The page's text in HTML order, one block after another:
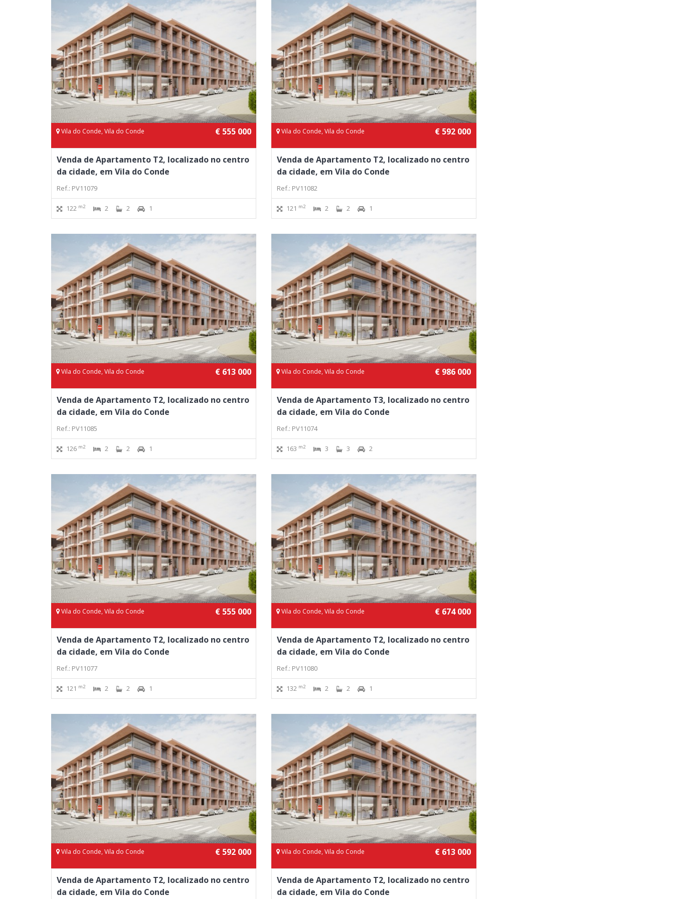
Vila do Conde, Vila do Conde € 555 000
Venda de Apartamento T2, localizado no centro
da cidade, em Vila do Conde
Ref.: PV11079
122 m2 2 2 1
Vila do Conde, Vila do Conde € 592 000
Venda de Apartamento T2, localizado no centro
da cidade, em Vila do Conde
Ref.: PV11082
121 m2 2 2 1
Vila do Conde, Vila do Conde € 613 000
Venda de Apartamento T2, localizado no centro
da cidade, em Vila do Conde
Ref.: PV11085
126 m2 2 2 1
Vila do Conde, Vila do Conde € 986 000
Venda de Apartamento T3, localizado no centro
da cidade, em Vila do Conde
Ref.: PV11074
163 m2 3 3 2
Vila do Conde, Vila do Conde € 555 000
Venda de Apartamento T2, localizado no centro
da cidade, em Vila do Conde
Ref.: PV11077
121 m2 2 2 1
Vila do Conde, Vila do Conde € 674 000
Venda de Apartamento T2, localizado no centro
da cidade, em Vila do Conde
Ref.: PV11080
132 m2 2 2 1
Vila do Conde, Vila do Conde € 592 000
Venda de Apartamento T2, localizado no centro
da cidade, em Vila do Conde
Vila do Conde, Vila do Conde € 613 000
Venda de Apartamento T2, localizado no centro
da cidade, em Vila do Conde